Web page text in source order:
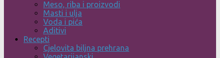
Meso, riba i proizvodi
Masti i ulja
Voda i pića
Aditivi
Recepti
Cjelovita biljna prehrana